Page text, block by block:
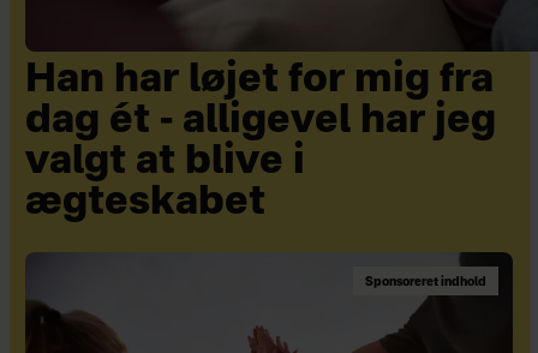
Han har løjet for mig fra
dag ét - alligevel har jeg
valgt at blive i
ægteskabet
Sponsoreret indhold